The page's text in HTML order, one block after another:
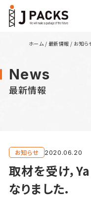
ホーム/ 最新情報 / お知ら
News
最新情報
お知らせ 2020.06.20
取材を受け，
なりました．